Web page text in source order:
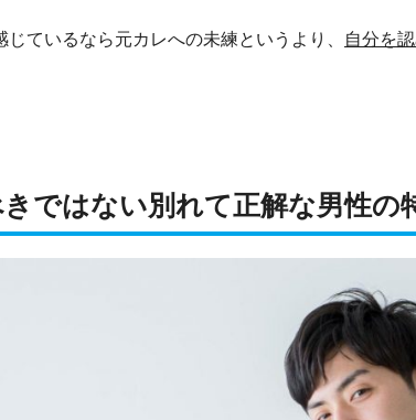
じているなら元カレへの未練というより、
自分を
ではない別れて正解な男性の